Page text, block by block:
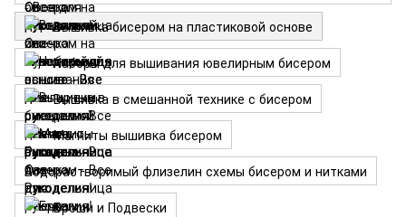
Вышивка бисером на пластиковой основе
Наборы для вышивания ювелирным бисером
Вышивка в смешанной технике с бисером
Магниты вышивка бисером
Водорастворимый флизелин схемы бисером и нитками
Броши и Подвески